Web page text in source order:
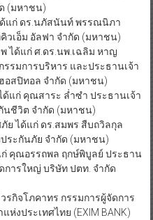
(มหาชน)
ด้แก่ ดร.นภัสนันท์ พรรณนิภา
วเอ็ม อัลฟา จำกัด (มหาชน)
ได้แก่ ศ.ดร.นพ.เฉลิม หาญ
รมการบริหาร และประธานเจ้า
อสปิทอล จำกัด (มหาชน)
แก่ คุณสาระ ล่ำซำ ประธานเจ้า
นชีวิต จำกัด (มหาชน)
ย ได้แก่ ดร.สมพร สืบถวิลกุล
ระกันภัย จำกัด (มหาชน)
คุณอรรถพล ฤกษ์พิบูลย์ ประธาน
การใหญ่ บริษัท ปตท. จำกัด
รกิจโภคาทร กรรมการผู้จัดการ
ห่งประเทศไทย (EXIM BANK)